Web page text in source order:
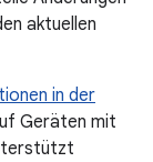
aktuellen
in der
Geräten mit